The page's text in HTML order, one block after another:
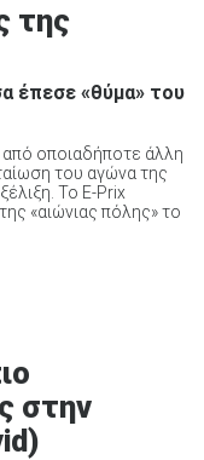
της
έπεσε «θύμα» του
από οποιαδήποτε άλλη
του αγώνα της
Το E-Prix
«αιώνιας πόλης» το
στην